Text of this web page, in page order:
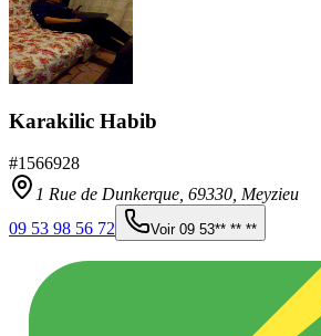
Karakilic Habib
#1566928
1 Rue de Dunkerque, 69330, Meyzieu
09 53 98 56 72
Voir 09 53** ** **